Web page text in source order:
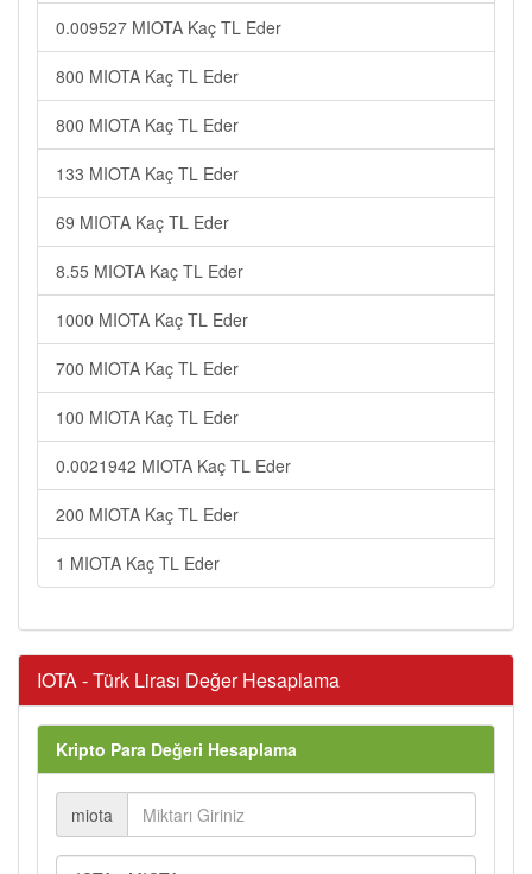
0.009527 MIOTA Kaç TL Eder
800 MIOTA Kaç TL Eder
800 MIOTA Kaç TL Eder
133 MIOTA Kaç TL Eder
69 MIOTA Kaç TL Eder
8.55 MIOTA Kaç TL Eder
1000 MIOTA Kaç TL Eder
700 MIOTA Kaç TL Eder
100 MIOTA Kaç TL Eder
0.0021942 MIOTA Kaç TL Eder
200 MIOTA Kaç TL Eder
1 MIOTA Kaç TL Eder
IOTA - Türk Lirası Değer Hesaplama
Kripto Para Değeri Hesaplama
miota